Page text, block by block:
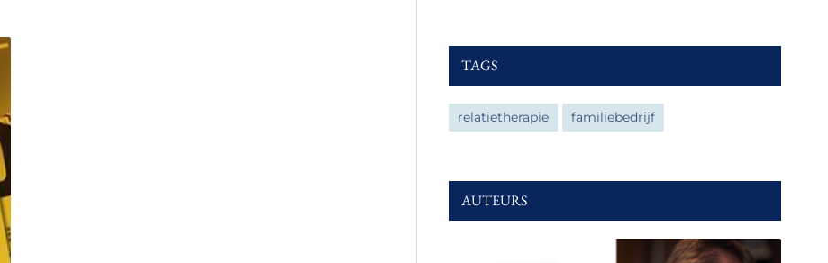
TAGS
relatietherapie familiebedrijf
AUTEURS